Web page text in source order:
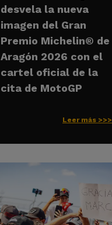
desvela la nueva
imagen del Gran
Premio Michelin® de
Aragón 2026 con el
cartel oficial de la
cita de MotoGP
Leer más >>>